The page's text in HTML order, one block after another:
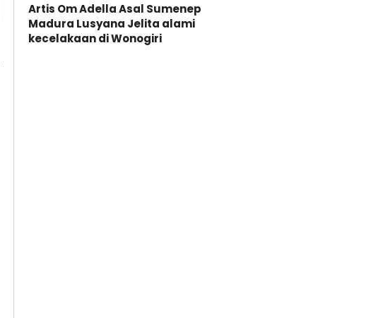
Artis Om Adella Asal Sumenep
Madura Lusyana Jelita alami
kecelakaan di Wonogiri